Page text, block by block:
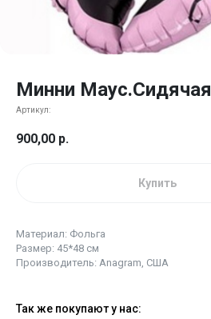
Минни Маус.Сидячая
Артикул:
900,00 р.
Купить
Материал: Фольга
Размер: 45*48 см
Производитель: Anagram, США
Так же покупают у нас: